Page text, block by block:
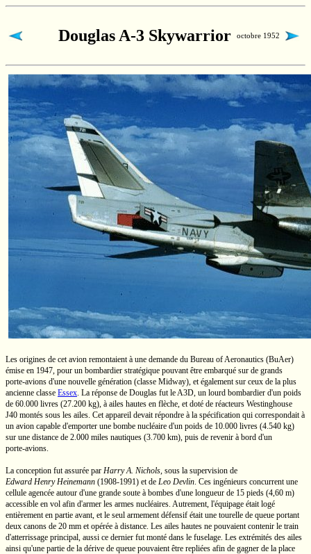
Douglas A-3 Skywarrior octobre 1952
Les origines de cet avion remontaient à une demande du Bureau of Aeronautics (BuAer)
émise en 1947, pour un bombardier stratégique pouvant être embarqué sur de grands
porte-avions d'une nouvelle génération (classe Midway), et également sur ceux de la plus
ancienne classe Essex. La réponse de Douglas fut le A3D, un lourd bombardier d'un poids
de 60.000 livres (27.200 kg), à ailes hautes en flèche, et doté de réacteurs Westinghouse
J40 montés sous les ailes. Cet appareil devait répondre à la spécification qui correspondait à
un avion capable d'emporter une bombe nucléaire d'un poids de 10.000 livres (4.540 kg)
sur une distance de 2.000 miles nautiques (3.700 km), puis de revenir à bord d'un
porte-avions.
La conception fut assurée par Harry A. Nichols, sous la supervision de
Edward Henry Heinemann (1908-1991) et de Leo Devlin. Ces ingénieurs concurrent une
cellule agencée autour d'une grande soute à bombes d'une longueur de 15 pieds (4,60 m)
accessible en vol afin d'armer les armes nucléaires. Autrement, l'équipage était logé
entièrement en partie avant, et le seul armement défensif était une tourelle de queue portant
deux canons de 20 mm et opérée à distance. Les ailes hautes ne pouvaient contenir le train
d'atterrissage principal, aussi ce dernier fut monté dans le fuselage. Les extrémités des ailes
ainsi qu'une partie de la dérive de queue pouvaient être repliées afin de gagner de la place